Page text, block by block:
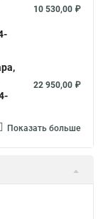
витая пара
5 категории
outdoor
10 530,00 ₽
22 950,00 ₽
Показать больше